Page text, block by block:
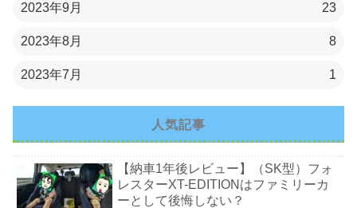
2023年9月 23
2023年8月 8
2023年7月 1
人気記事
【納車1年後レビュー】（SK型）フォ
レスターXT-EDITIONはファミリーカ
ーとして後悔しない？